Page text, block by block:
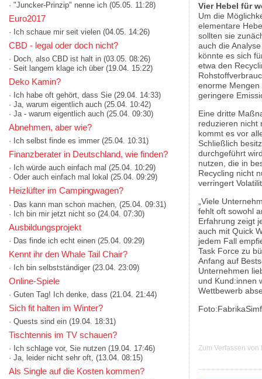
· "Juncker-Prinzip" nenne ich (05.05. 11:28)
Euro2017
· Ich schaue mir seit vielen (04.05. 14:26)
CBD - legal oder doch nicht?
· Doch, also CBD ist halt in (03.05. 08:26)
· Seit langem klage ich über (19.04. 15:22)
Deko Kamin?
· Ich habe oft gehört, dass Sie (29.04. 14:33)
· Ja, warum eigentlich auch (25.04. 10:42)
· Ja - warum eigentlich auch (25.04. 09:30)
Abnehmen, aber wie?
· Ich selbst finde es immer (25.04. 10:31)
Finanzberater in Deutschland, wie finden?
· Ich würde auch einfach mal (25.04. 10:29)
· Oder auch einfach mal lokal (25.04. 09:29)
Heizlüfter im Campingwagen?
· Das kann man schon machen, (25.04. 09:31)
· Ich bin mir jetzt nicht so (24.04. 07:30)
Ausbildungsprojekt
· Das finde ich echt einen (25.04. 09:29)
Kennt ihr den Whale Tail Chair?
· Ich bin selbstständiger (23.04. 23:09)
Online-Spiele
· Guten Tag! Ich denke, dass (21.04. 21:44)
Sich fit halten im Winter?
· Quests sind ein (19.04. 18:31)
Tischtennis im TV schauen?
· Ich schlage vor, Sie nutzen (19.04. 17:46)
· Ja, leider nicht sehr oft, (13.04. 08:15)
Als Single auf die Kosten kommen?
Vier Hebel für
Um die
elementare
sollten sie
auch die
könnte es sich
etwa den
enorme Mengen
geringere
Eine dritte
reduzieren nicht
kommt es vor
Schließlich
durchgeführt
nutzen, die in
Recycling nicht
verringert
„Viele
fehlt oft sowohl
Erfahrung zeigt
auch mit Quick
jedem Fall
Task Force zu
Anfang auf
Unternehmen
und Kund:innen
Wettbewerb
Zum Verfassen